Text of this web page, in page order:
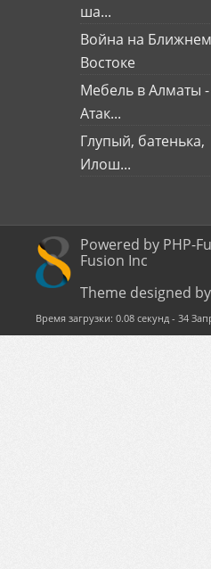
ша...
Война на Ближнем
Востоке
Мебель в Алматы -
Атак...
Глупый, батенька,
Илош...
Powered by PHP-
Fusion Inc
Theme designed
Время загрузки: 0.08 секунд - 34